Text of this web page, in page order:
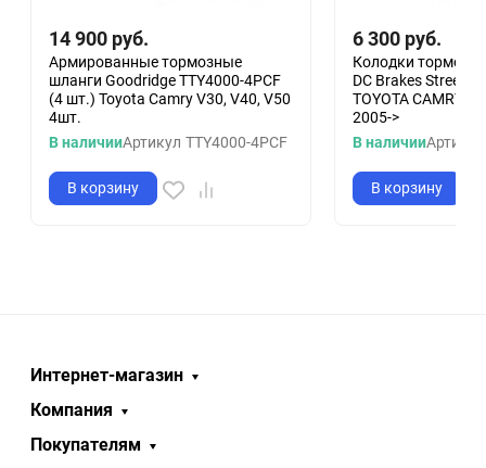
14 900 руб.
Армированные тормозные
шланги Goodridge TTY4000-4PCF
(4 шт.) Toyota Camry V30, V40, V50
4шт.
В наличииАртикул TTY4000-4PCF
В корзину
6 300 руб.
Колодки
DC Brakes Street
TOYOTA CAMRY
2005->
В наличииАртикул
В корзину
Интернет-магазин
Компания
Покупателям